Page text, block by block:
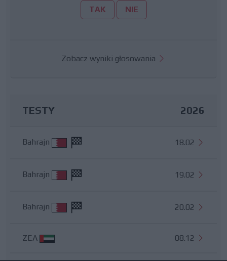
TAK NIE
Zobacz wyniki głosowania
TESTY 2026
Bahrajn 18.02
Bahrajn 19.02
Bahrajn 20.02
ZEA 08.12